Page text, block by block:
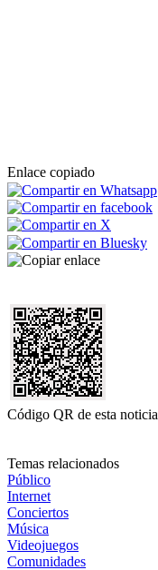
Enlace copiado
Código QR de esta noticia
Temas relacionados
Público
Internet
Conciertos
Música
Videojuegos
Comunidades